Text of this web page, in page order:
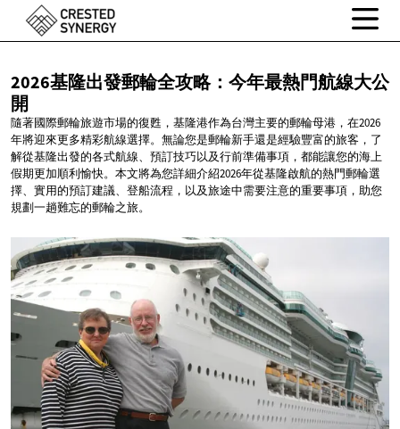
2026基隆出發郵輪全攻略：今年最熱門航線大公
開
隨著國際郵輪旅遊市場的復甦，基隆港作為台灣主要的郵輪母港，在2026
年將迎來更多精彩航線選擇。無論您是郵輪新手還是經驗豐富的旅客，了
解從基隆出發的各式航線、預訂技巧以及行前準備事項，都能讓您的海上
假期更加順利愉快。本文將為您詳細介紹2026年從基隆啟航的熱門郵輪選
擇、實用的預訂建議、登船流程，以及旅途中需要注意的重要事項，助您
規劃一趟難忘的郵輪之旅。